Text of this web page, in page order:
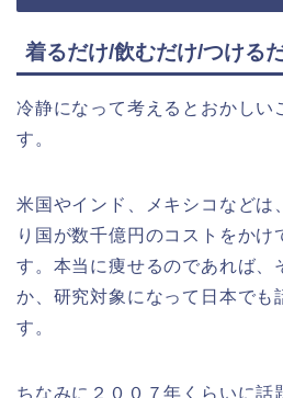
着るだけ/飲むだけ/つける
冷静になって考えるとおかしい
す。
米国やインド、メキシコなどは
り国が数千億円のコストをかけ
す。本当に痩せるのであれば、
か、研究対象になって日本でも
す。
ちなみに２００７年くらいに話